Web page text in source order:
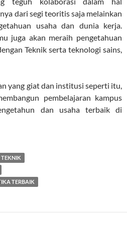
dari segi teoritis saja melainkan
usaha dan dunia kerja.
juga akan meraih pengetahuan
Teknik serta teknologi sains,
yang giat dan institusi seperti itu,
pembelajaran kampus
dan usaha terbaik di
TEKNIK
TERBAIK